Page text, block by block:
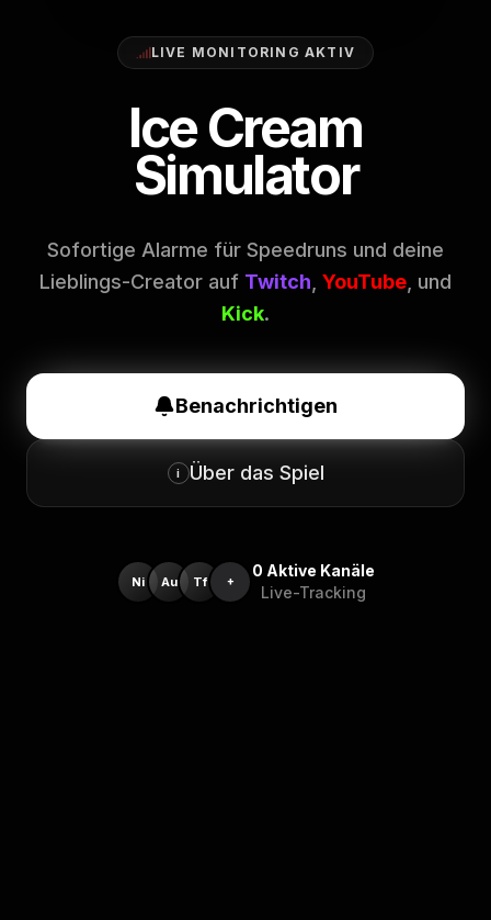
LIVE MONITORING AKTIV
Ice Cream
Simulator
Sofortige Alarme für Speedruns und deine
Lieblings-Creator auf Twitch YouTube , und
Kick.
Benachrichtigen
i Über das Spiel
Ni Au Tf +
0 Aktive Kanäle
Live-Tracking